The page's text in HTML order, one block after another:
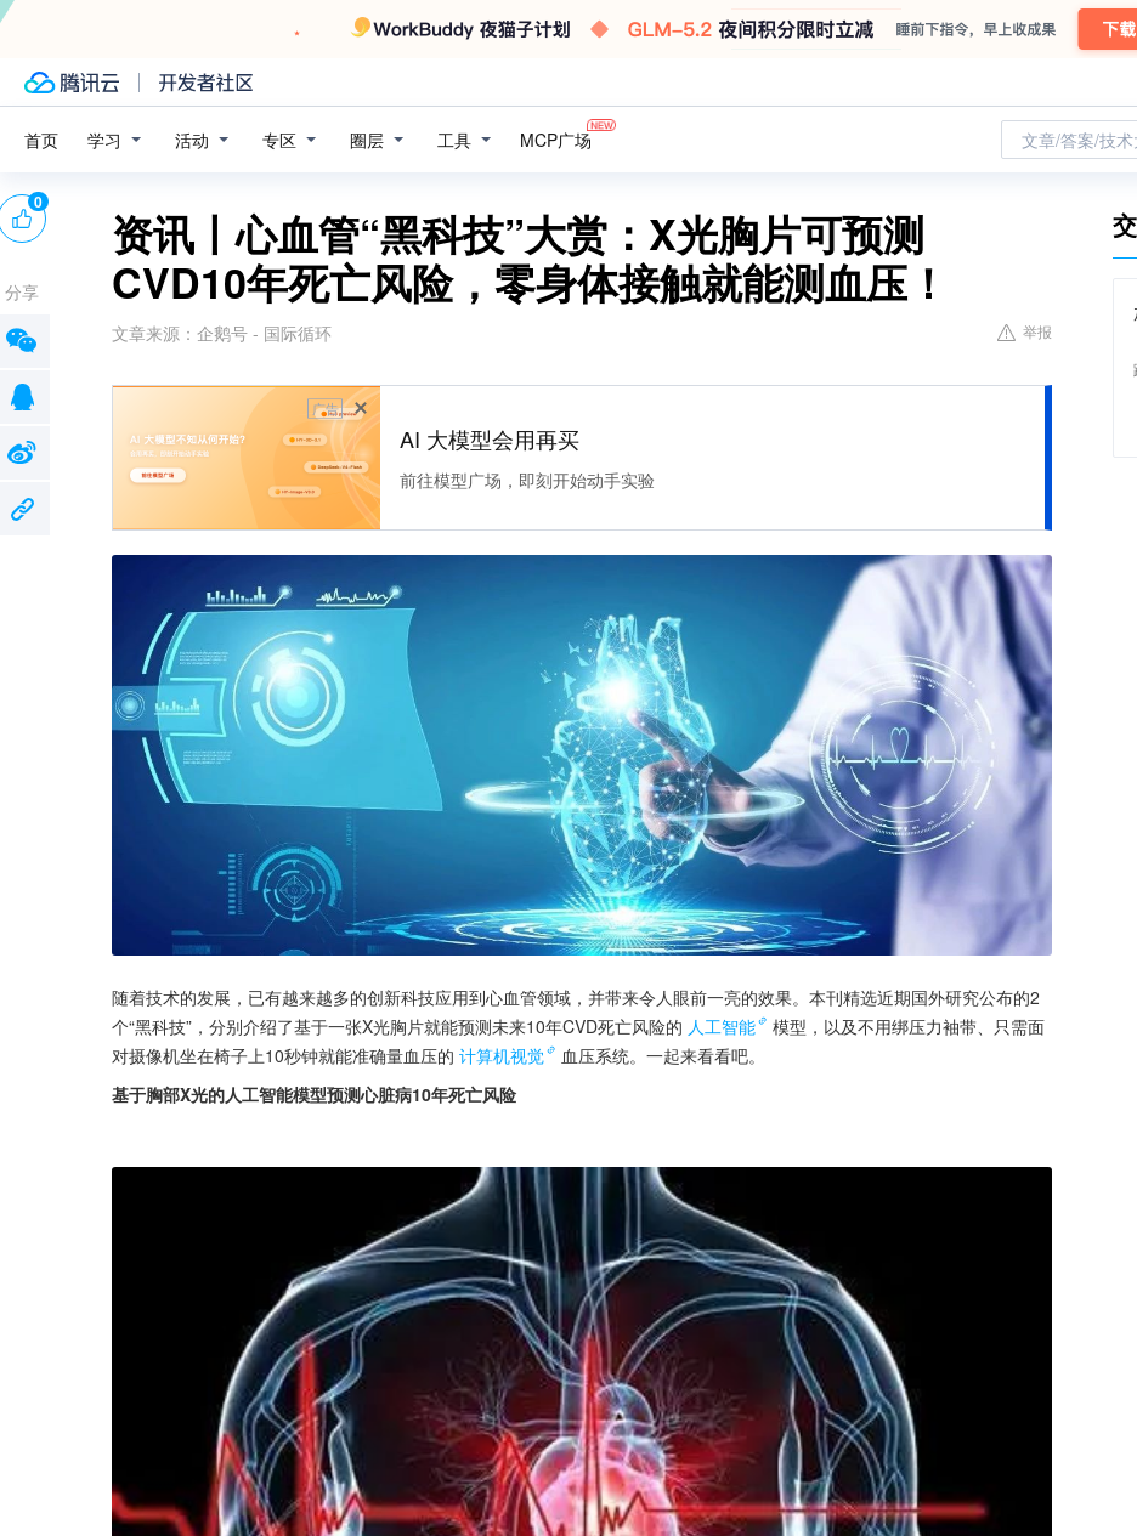
首页 学习 活动 专区 圈层 工具 MCP广场 文章/答案/技术
资讯丨心血管“黑科技”大赏：X光胸片可预测
CVD10年死亡风险，零身体接触就能测血压！
文章来源： 企鹅号 - 国际循环 举报
广告
AI 大模型会用再买
前往模型广场，即刻开始动手实验
随着技术的发展，已有越来越多的创新科技应用到心血管领域，并带来令人眼前一亮的效果。本刊精选近期国外研究公布的2
个“黑科技”，分别介绍了基于一张X光胸片就能预测未来10年CVD死亡风险的 人工智能
模型，以及不用绑压力袖带、只需面
对摄像机坐在椅子上10秒钟就能准确量血压的 计算机视觉
血压系统。一起来看看吧。
基于胸部X光的人工智能模型预测心脏病10年死亡风险
0
分享